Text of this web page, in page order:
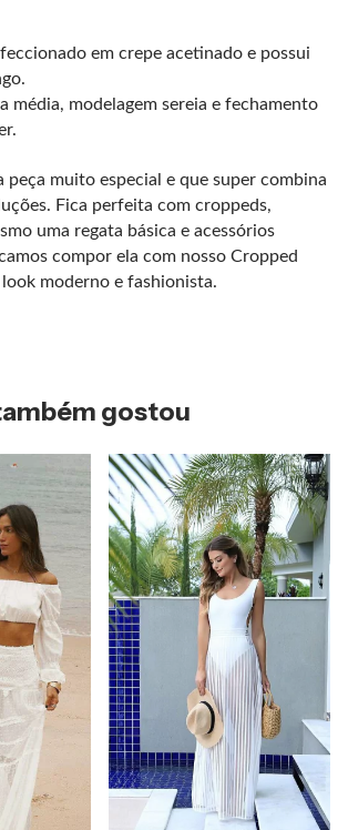
em crepe acetinado e possui
média, modelagem sereia e fechamento
peça muito especial e que super combina
Fica perfeita com croppeds,
uma regata básica e acessórios
compor ela com nosso Cropped
moderno e fashionista.
gostou